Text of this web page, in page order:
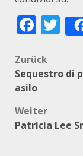
Zurück
Sequestro di
asilo
Weiter
Patricia Lee